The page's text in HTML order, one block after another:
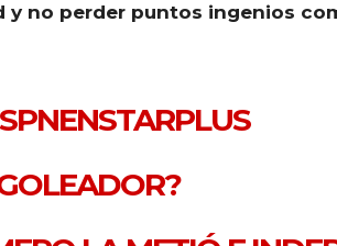
y no perder puntos ingenios